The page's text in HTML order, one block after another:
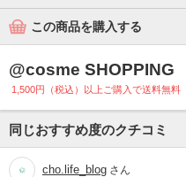
この商品を購入する
@cosme SHOPPING
1,500円（税込）以上ご購入で送料無料
同じおすすめ度のクチコミ
cho.life_blog さん